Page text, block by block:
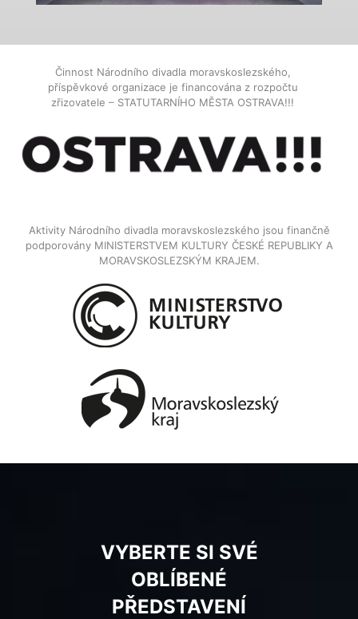
Činnost Národního divadla moravskoslezského,
příspěvkové organizace je financována z rozpočtu
zřizovatele – STATUTARNÍHO MĚSTA OSTRAVA!!!
Aktivity Národního divadla moravskoslezského jsou finančně
podporovány MINISTERSTVEM KULTURY ČESKÉ REPUBLIKY A
MORAVSKOSLEZSKÝM KRAJEM.
VYBERTE SI SVÉ
OBLÍBENÉ
PŘEDSTAVENÍ